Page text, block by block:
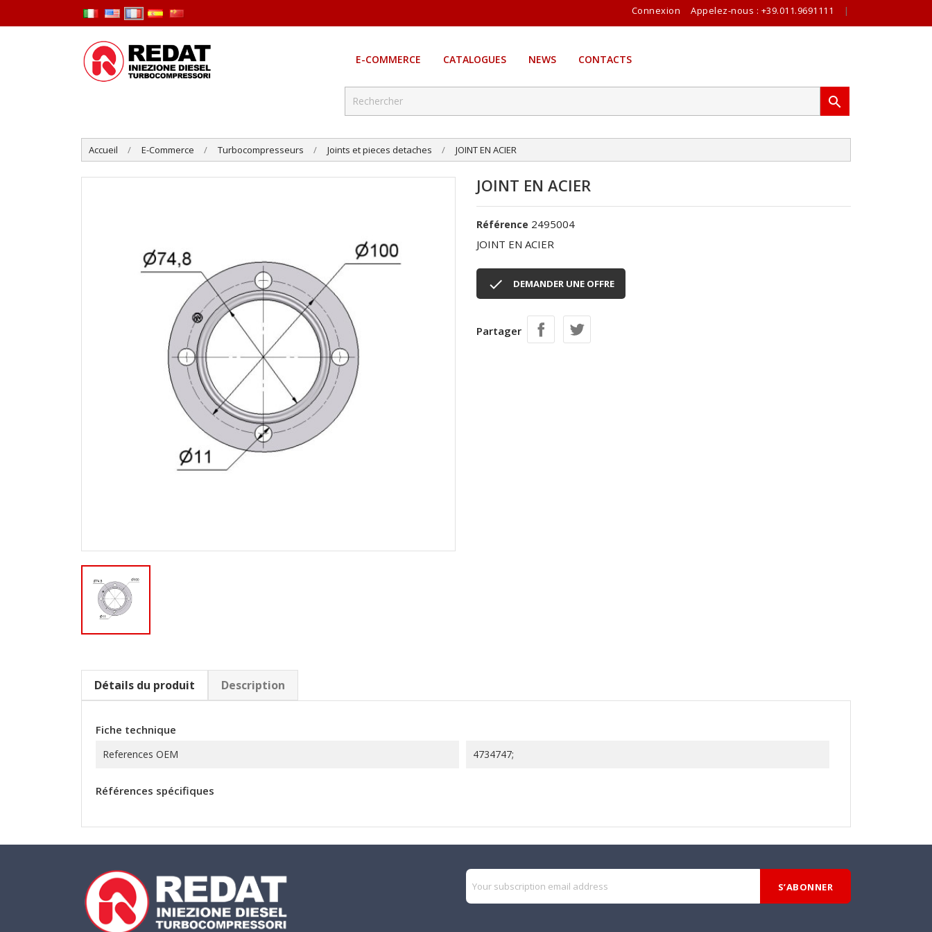
Connexion Appelez-nous : +39.011.9691111 |
E-COMMERCE CATALOGUES NEWS CONTACTS

Accueil E-Commerce Turbocompresseurs Joints et pieces detaches JOINT EN ACIER
JOINT EN ACIER
Référence 2495004
JOINT EN ACIER
 DEMANDER UNE OFFRE
Partager
Détails du produit Description
Fiche technique
References OEM 4734747;
Références spécifiques